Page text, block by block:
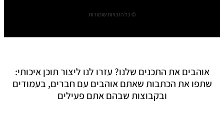
© כל הזכויות שומורות
אוהבים את התכנים שלנו? עזרו לנו ליצור תוכן איכותי:
שתפו את הכתבות שאתם אוהבים עם חברים, בעמודים
ובקבוצות שבהם אתם פעילים